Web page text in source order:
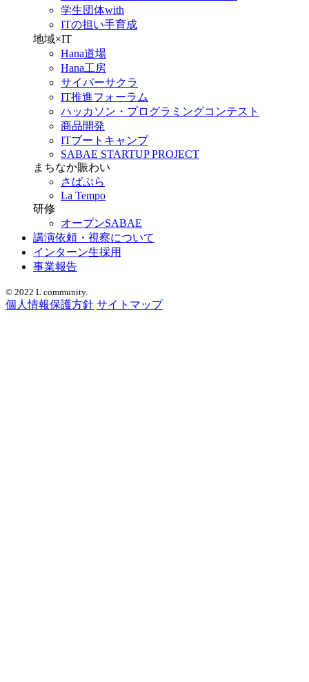
学生団体with
ITの担い手育成
地域×IT
Hana道場
Hana工房
サイバーサクラ
IT推進フォーラム
ハッカソン・プログラミングコンテスト
商品開発
ITブートキャンプ
SABAE STARTUP PROJECT
まちなか賑わい
さばぷら
La Tempo
研修
オープンSABAE
講演依頼・視察について
インターン生採用
事業報告
© 2022 L community.
個人情報保護方針 サイトマップ